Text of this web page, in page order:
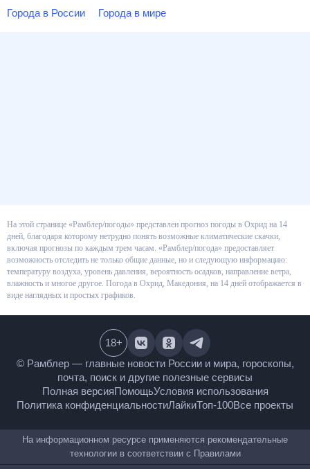
Города в России Города в мире
На этой странице «Рамблер/погоды» представлен прогноз погоды в
Охрид на 14 дней, благодаря которому нетрудно понять возможные
климатические скачки, включая прогнозы по каждым трем часам.
«Рамблер/погода» предоставляет возможность отследить не только
общие данные, но и следующую информацию: температуру воздуха,
уровень давления, вероятность осадков, направление ветра, влажность и
многое другое. Погода в Охрид, Македония, на 14 дней отображается в
© Рамблер — главные новости России и мира,
гороскопы, почта, поиск и другие полезные сервисы
Полная версияПомощьУсловия использования
Все проекты
18+
На информационном ресурсе применяются